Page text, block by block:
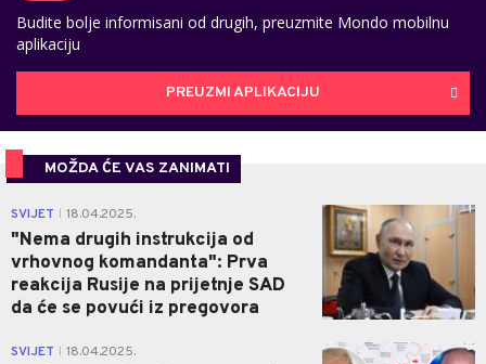
Budite bolje informisani od drugih, preuzmite Mondo mobilnu
aplikaciju
PREUZMI APLIKACIJU
MOŽDA ĆE VAS ZANIMATI
SVIJET 18.04.2025.
"Nema drugih instrukcija od
vrhovnog komandanta": Prva
reakcija Rusije na prijetnje SAD
da će se povući iz pregovora
1
SVIJET 18.04.2025. 0